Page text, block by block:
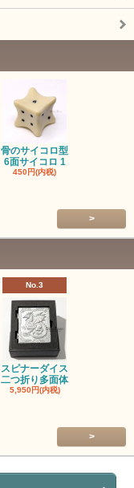
骨のサイコロ型
6面サイコロ 1
450円(内税)
>
No.3
スピナーダイス
二つ折り多面体
5,950円(内税)
>